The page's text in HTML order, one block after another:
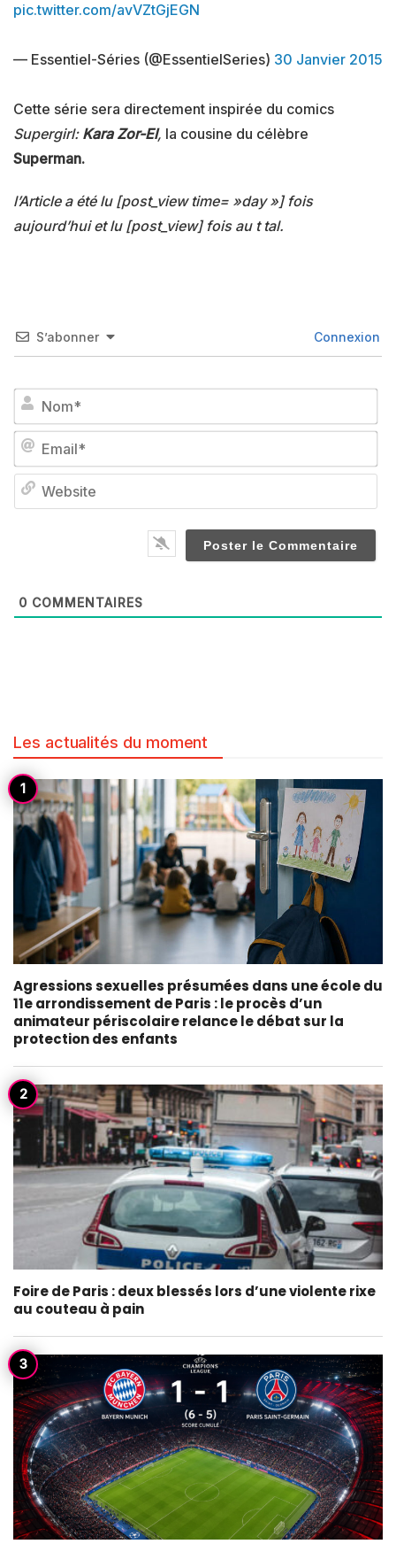
pic.twitter.com/avVZtGjEGN
— Essentiel-Séries (@EssentielSeries) 30 Janvier 2015
Cette série sera directement inspirée du comics
Supergirl: Kara Zor-El, la cousine du célèbre
Superman.
l’Article a été lu [post_view time= »day »] fois
aujourd’hui et lu [post_view] fois au t tal.
S’abonner Connexion
0 COMMENTAIRES
Les actualités du moment
Agressions sexuelles présumées dans une école du
11e arrondissement de Paris : le procès d’un
animateur périscolaire relance le débat sur la
protection des enfants
Foire de Paris : deux blessés lors d’une violente rixe
au couteau à pain